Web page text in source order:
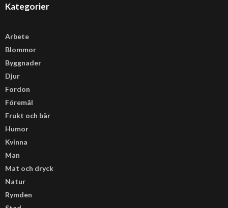
Kategorier
Arbete
Blommor
Byggnader
Djur
Fordon
Föremål
Frukt och bär
Humor
Kvinna
Man
Mat och dryck
Natur
Rymden